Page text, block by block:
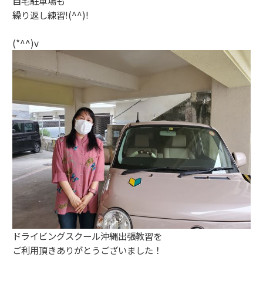
繰り返し練習!(^^)!
(*^^)v
ドライビングスクール沖縄出張教習を
ご利用頂きありがとうございました！